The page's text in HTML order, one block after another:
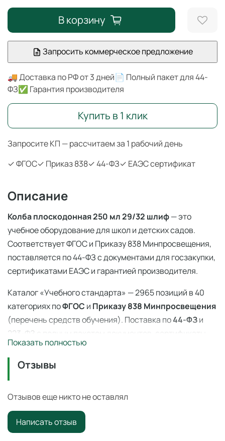
Запросите КП — рассчитаем за 1 рабочий день
✓ ФГОС✓ Приказ 838✓ 44-ФЗ✓ ЕАЭС сертификат
В корзину
Запросить коммерческое предложение
🚚 Доставка по РФ от 3 дней📄 Полный пакет для 44-
ФЗ✅ Гарантия производителя
Купить в 1 клик
Описание
Колба плоскодонная 250 мл 29/32 шлиф— это
учебное оборудование для школ и детских садов.
Соответствует ФГОС и Приказу 838 Минпросвещения,
поставляется по 44-ФЗ с документами для госзакупки,
сертификатами ЕАЭС и гарантией производителя.
Каталог «Учебного стандарта» — 2965 позиций в 40
категориях поФГОС и Приказу 838 Минпросвещения
(перечень средств обучения). Поставка по44-ФЗи
223-ФЗ с полным пакетом документов, сертификаты
ЕАЭС, гарантия производителя. Доставка по всей
России — 3–14 дней со склада в Ангарске.
Колба плоскодонная 250 мл 29/32 шлиф
профессиональное учебное оборудование для
оснащения образовательных учреждений по ФГОС и
Приказу 838 Минпросвещения
Показать полностью
Отзывы
Отзывов еще никто не оставлял
Написать отзыв